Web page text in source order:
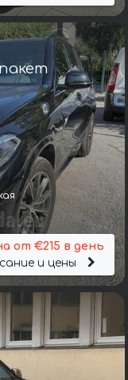
от €215 в день
и цены